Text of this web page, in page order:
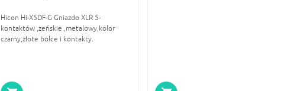
Hicon Hi-X5DF-G Gniazdo XLR 5-
kontaktów ,żeńskie ,metalowy,kolor
czarny,złote bolce i kontakty.